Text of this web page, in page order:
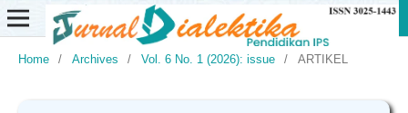
Home / Archives / Vol. 6 No. 1 (2026): issue / ARTIKEL